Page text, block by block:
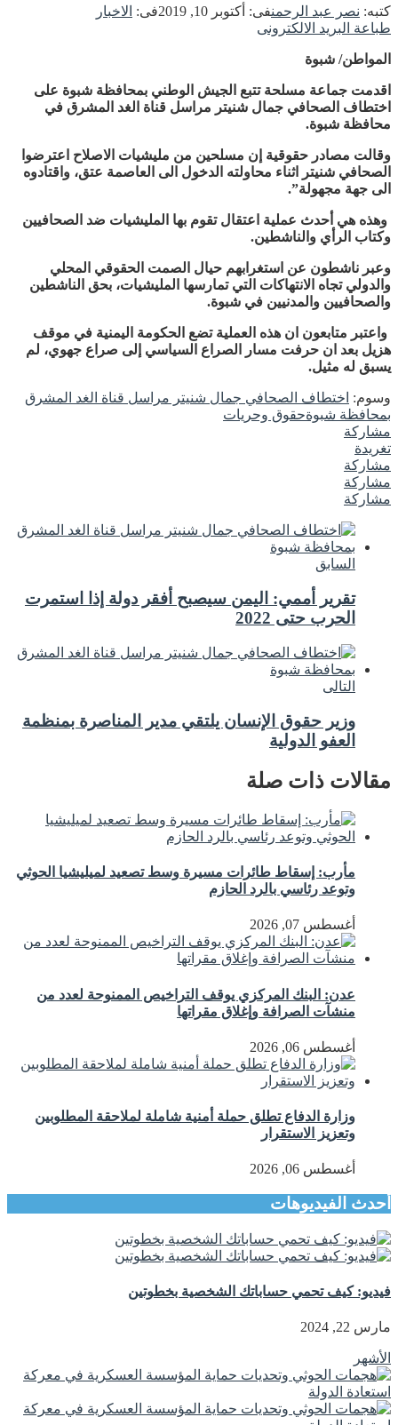
كتبه: نصر عبد الرحمنفى: أكتوبر 10, 2019 فى: الاخبار
طباعة البريد الالكترونى
المواطن/ شبوة
اقدمت جماعة مسلحة تتبع الجيش الوطني بمحافظة شبوة على
اختطاف الصحافي جمال شنيتر مراسل قناة الغد المشرق في
محافظة شبوة.
وقالت مصادر حقوقية إن مسلحين من مليشيات الاصلاح اعترضوا
الصحافي شنيتر اثناء محاولته الدخول الى العاصمة عتق، واقتادوه
الى جهة مجهولة”.
وهذه هي أحدث عملية اعتقال تقوم بها المليشيات ضد الصحافيين
وكتاب الرأي والناشطين.
وعبر ناشطون عن استغرابهم حيال الصمت الحقوقي المحلي
والدولي تجاه الانتهاكات التي تمارسها المليشيات، بحق الناشطين
والصحافيين والمدنيين في شبوة.
واعتبر متابعون ان هذه العملية تضع الحكومة اليمنية في موقف
هزيل بعد ان حرفت مسار الصراع السياسي إلى صراع جهوي، لم
يسبق له مثيل.
وسوم: اختطاف الصحافي جمال شنيتر مراسل قناة الغد المشرق
بمحافظة شبوةحقوق وحريات
مشاركة
تغريدة
مشاركة
مشاركة
مشاركة
السابق
تقرير أممي: اليمن سيصبح أفقر دولة إذا استمرت
الحرب حتى 2022
التالى
وزير حقوق الإنسان يلتقي مدير المناصرة بمنظمة
العفو الدولية
مقالات ذات صلة
مأرب: إسقاط طائرات مسيرة وسط تصعيد لميليشيا الحوثي
وتوعد رئاسي بالرد الحازم
أغسطس 07, 2026
عدن: البنك المركزي يوقف التراخيص الممنوحة لعدد من
منشآت الصرافة وإغلاق مقراتها
أغسطس 06, 2026
وزارة الدفاع تطلق حملة أمنية شاملة لملاحقة المطلوبين
وتعزيز الاستقرار
أغسطس 06, 2026
أحدث الفيديوهات
فيديو: كيف تحمي حساباتك الشخصية بخطوتين
مارس 22, 2024
الأشهر